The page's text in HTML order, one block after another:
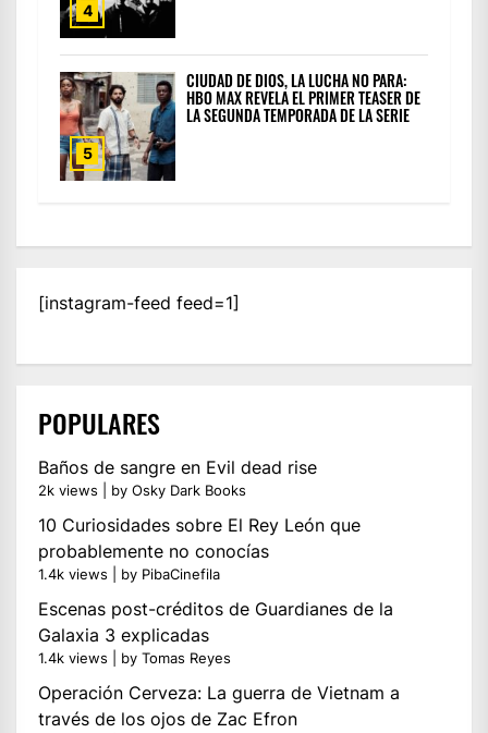
4
5
CIUDAD DE DIOS, LA LUCHA NO PARA:
HBO MAX REVELA EL PRIMER TEASER DE
LA SEGUNDA TEMPORADA DE LA SERIE
[instagram-feed feed=1]
POPULARES
Baños de sangre en Evil dead rise
2k views by Osky Dark Books
10 Curiosidades sobre El Rey León que
probablemente no conocías
1.4k views by PibaCinefila
Escenas post-créditos de Guardianes de la
Galaxia 3 explicadas
1.4k views by Tomas Reyes
Operación Cerveza: La guerra de Vietnam a
través de los ojos de Zac Efron